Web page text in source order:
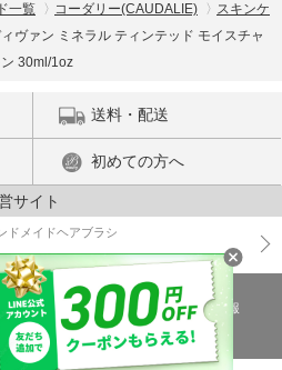
一覧 コーダリー(CAUDALIE)
スキンケ
ヴァン ミネラル ティンテッド モイスチャ
30ml/1oz
送料・配送
初めての方へ
サイト
ドメイドヘアブラシ
バシーポリシー
医薬品販売許可証の情報
約
PC版で表示